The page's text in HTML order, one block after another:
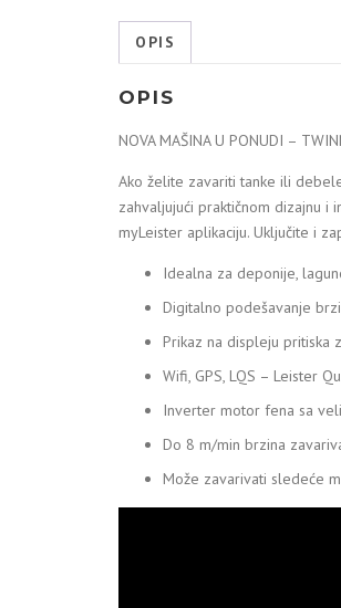
OPIS
OPIS
NOVA MAŠINA U PONUDI –
Ako želite zavariti tanke ili
zahvaljujući praktičnom dizajnu i
myLeister aplikaciju. Uključite i
Idealna za deponije,
Digitalno podešavanje
Prikaz na displeju pritiska
Wifi, GPS, LQS – Leister
Inverter motor fena sa
Do 8 m/min brzina
Može zavarivati sledeće